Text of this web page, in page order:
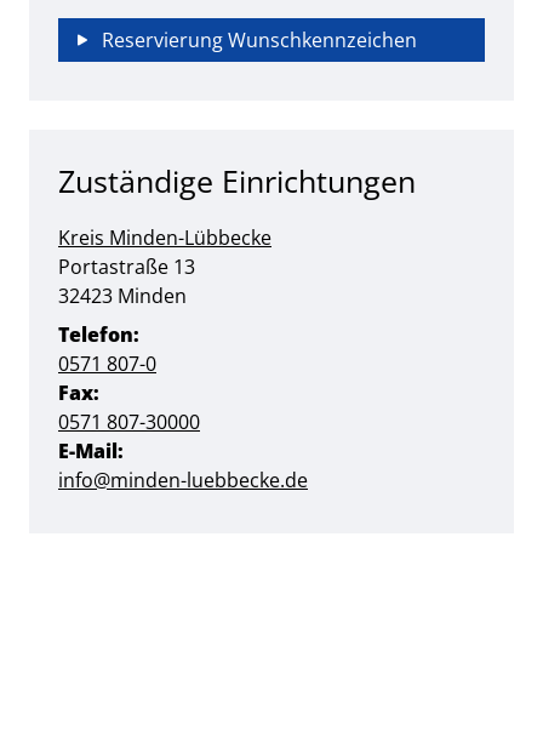
Reservierung Wunschkennzeichen
Zuständige Einrichtungen
Kreis Minden-Lübbecke
Straße:
Portastraße Hausnummer:
13
PLZ:
32423 Ort:
Minden
Telefon:
0571 807-0
Fax:
0571 807-30000
E-Mail:
info@minden-luebbecke.de